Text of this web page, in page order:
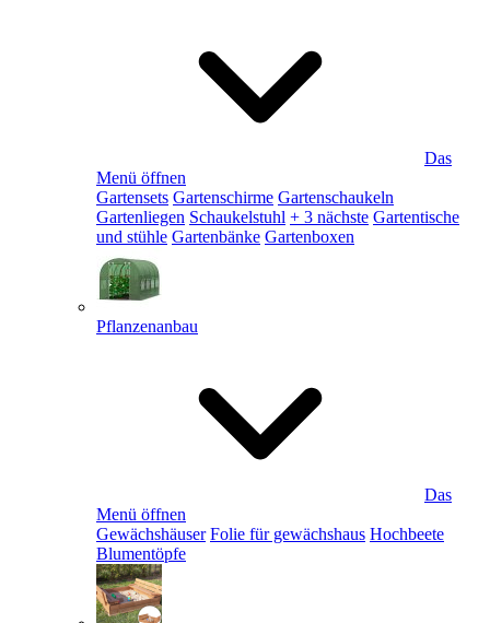
Das
Menü öffnen
Gartensets Gartenschirme Gartenschaukeln
Gartenliegen Schaukelstuhl + 3 nächste Gartentische
und stühle Gartenbänke Gartenboxen
Pflanzenanbau
Das
Menü öffnen
Gewächshäuser Folie für gewächshaus Hochbeete
Blumentöpfe